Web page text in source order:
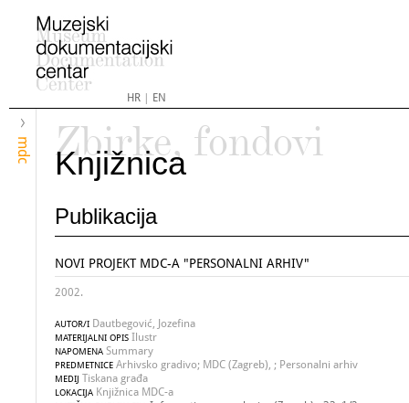
HR| EN
mdc
Zbirke, fondovi
Knjižnica
Publikacija
NOVI PROJEKT MDC-A "PERSONALNI ARHIV"
2002.
AUTOR/I Dautbegović, Jozefina
MATERIJALNI OPIS Ilustr
NAPOMENA Summary
PREDMETNICE Arhivsko gradivo; MDC (Zagreb), ; Personalni arhiv
MEDIJ Tiskana građa
LOKACIJA Knjižnica MDC-a